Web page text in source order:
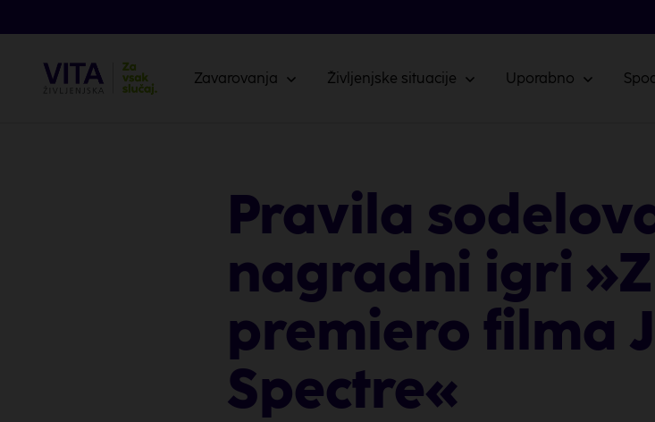
Zavarovanja Življenjske situacije Uporabno
Pravila
nagradni igri
premiero filma
Spectre«